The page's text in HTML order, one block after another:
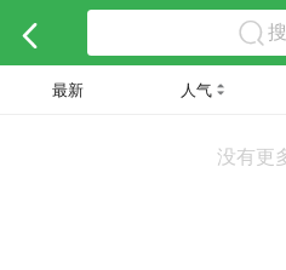
最新 人气
没有更